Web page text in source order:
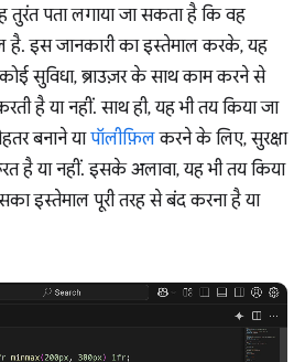
तुरंत पता लगाया जा सकता है कि वह
है. इस जानकारी का इस्तेमाल करके, यह
सुविधा, ब्राउज़र के साथ काम करने से
है या नहीं. साथ ही, यह भी तय किया जा
बनाने यापॉलीफ़िलकरने के लिए, सुरक्षा
है या नहीं. इसके अलावा, यह भी तय किया
इस्तेमाल पूरी तरह से बंद करना है या